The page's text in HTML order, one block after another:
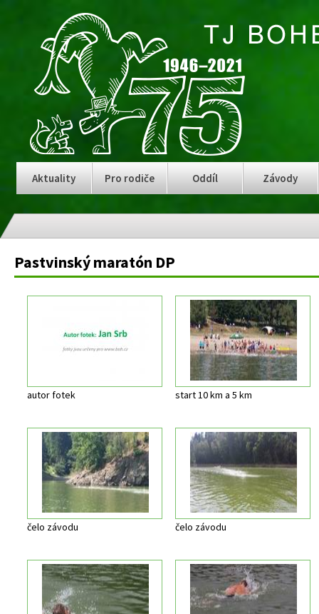
Aktuality Pro rodiče Oddíl Závody
Pastvinský maratón DP
autor fotek start 10 km a 5 km
čelo závodu čelo závodu